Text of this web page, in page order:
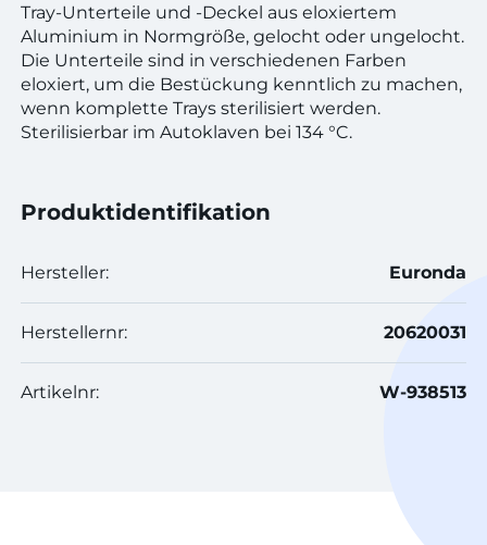
Tray-Unterteile und -Deckel aus eloxiertem
Aluminium in Normgröße, gelocht oder ungelocht.
Die Unterteile sind in verschiedenen Farben
eloxiert, um die Bestückung kenntlich zu machen,
wenn komplette Trays sterilisiert werden.
Sterilisierbar im Autoklaven bei 134 °C.
Produktidentifikation
Hersteller: Euronda
Herstellernr: 20620031
Artikelnr: W-938513